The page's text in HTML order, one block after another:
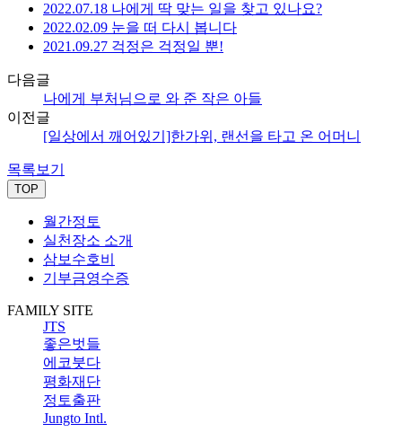
2022.07.18 나에게 딱 맞는 일을 찾고 있나요?
2022.02.09 눈을 떠 다시 봅니다
2021.09.27 걱정은 걱정일 뿐!
다음글
나에게 부처님으로 와 준 작은 아들
이전글
[일상에서 깨어있기]한가위, 랜선을 타고 온 어머니
목록보기
TOP
월간정토
실천장소 소개
삼보수호비
기부금영수증
FAMILY SITE
JTS
좋은벗들
에코붓다
평화재단
정토출판
Jungto Intl.